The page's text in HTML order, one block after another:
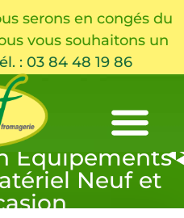
serons en congés du
vous souhaitons un
: 03 84 48 19 86
Équipements
Neuf et